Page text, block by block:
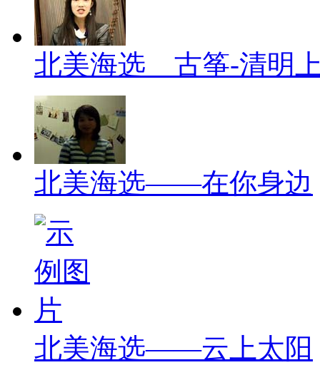
北美海选__古筝-清明
北美海选——在你身边
北美海选——云上太阳